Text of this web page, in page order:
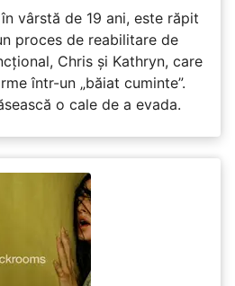
vârstă de 19 ani, este răpit
proces de reabilitare de
Chris și Kathryn, care
într-un „băiat cuminte”.
o cale de a evada.